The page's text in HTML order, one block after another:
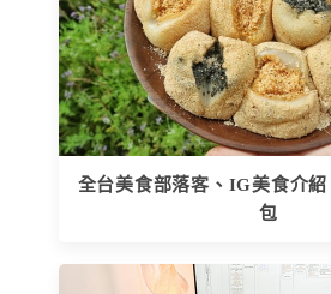
全台美食部落客、IG美食介
包